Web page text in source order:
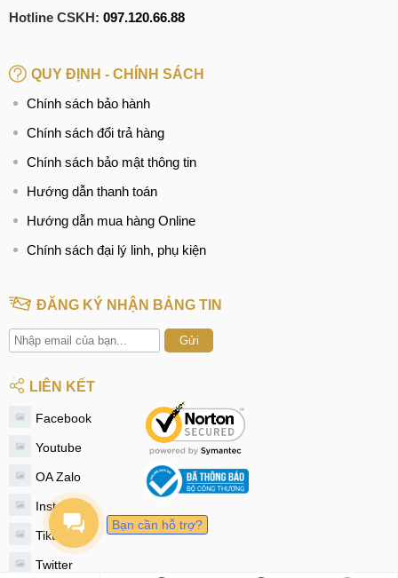
Hotline CSKH: 097.120.66.88
QUY ĐỊNH - CHÍNH SÁCH
Chính sách bảo hành
Chính sách đổi trả hàng
Chính sách bảo mật thông tin
Hướng dẫn thanh toán
Hướng dẫn mua hàng Online
Chính sách đại lý linh, phụ kiện
ĐĂNG KÝ NHẬN BẢNG TIN
Gửi
LIÊN KẾT
Facebook
Youtube
OA Zalo
Instagram
Tiktok
Twitter
Bạn cần hỗ trợ?